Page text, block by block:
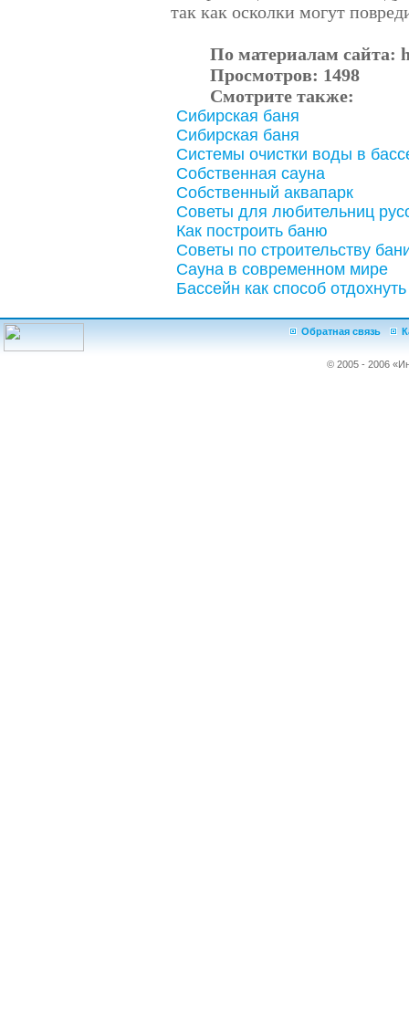
так как осколки могут
По материалам сайта:
Просмотров: 1498
Смотрите также:
Сибирская баня
Сибирская баня
Системы очистки воды в
Собственная сауна
Собственный аквапарк
Советы для любительниц
Как построить баню
Советы по строительству
Сауна в современном мире
Бассейн как способ отдохнуть
Обратная связь
© 2005 - 2006